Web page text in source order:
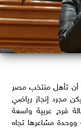
تأهل منتخب مصر
لم يكن مجرد إنجاز رياضي
فرح عربية واسعة
مشاعرها تجاه